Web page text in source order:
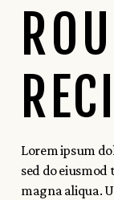
Lorem ipsum
sed do
magna aliqua.